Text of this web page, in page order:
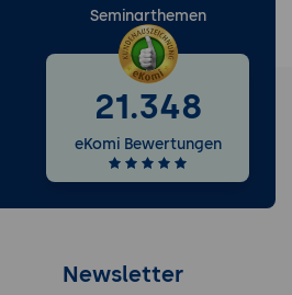
Seminarthemen
21.348
eKomi Bewertungen
Newsletter